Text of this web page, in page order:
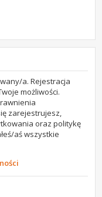
a. Rejestracja
możliwości.
zarejestrujesz,
oraz politykę
aś wszystkie